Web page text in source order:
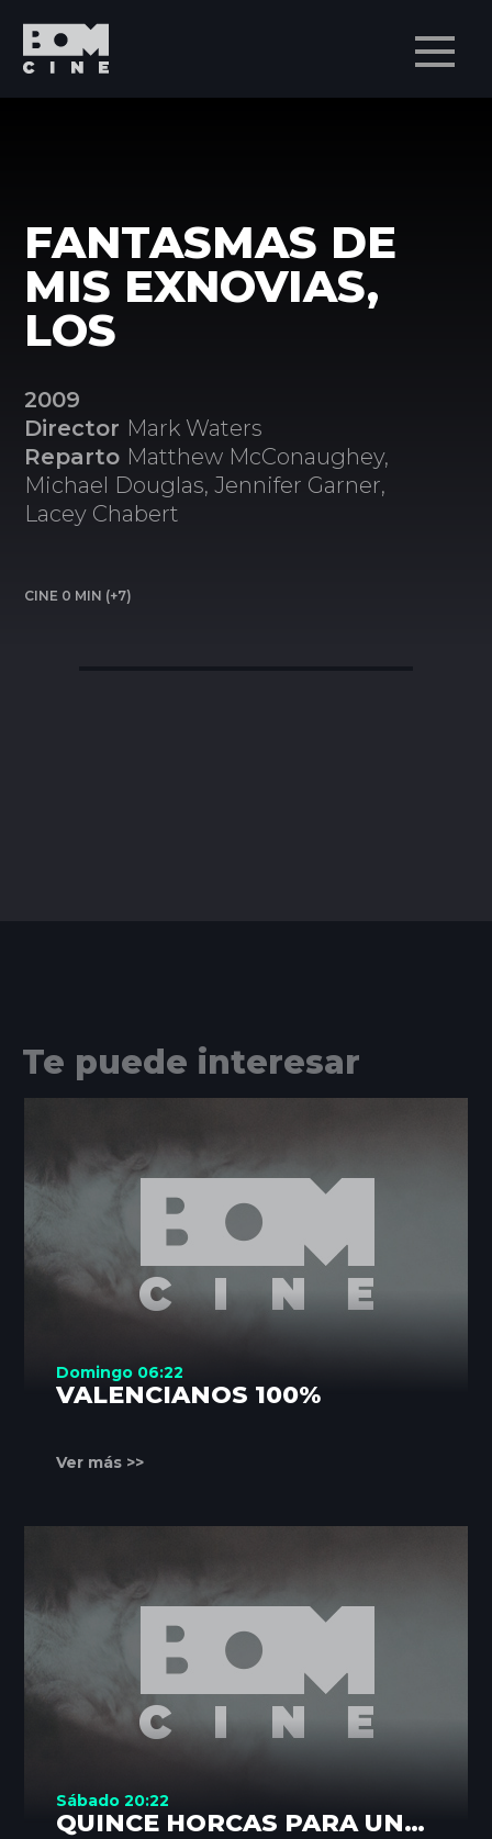
FANTASMAS DE
MIS EXNOVIAS,
LOS
2009
Director Mark Waters
Reparto Matthew McConaughey,
Michael Douglas, Jennifer Garner,
Lacey Chabert
CINE 0 MIN (+7)
Te puede interesar
Domingo 06:22
VALENCIANOS 100%
Ver más >>
Sábado 20:22
QUINCE HORCAS PARA UN